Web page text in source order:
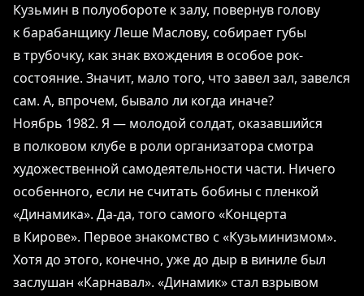
Кузьмин в полуобороте к залу, повернув голову
к барабанщику Леше Маслову, собирает губы
в трубочку, как знак вхождения в особое рок-
состояние. Значит, мало того, что завел зал, завелся
сам. А, впрочем, бывало ли когда иначе?
Ноябрь 1982. Я ― молодой солдат, оказавшийся
в полковом клубе в роли организатора смотра
художественной самодеятельности части. Ничего
особенного, если не считать бобины с пленкой
«Динамика». Да-да, того самого «Концерта
в Кирове». Первое знакомство с «Кузьминизмом».
Хотя до этого, конечно, уже до дыр в виниле был
заслушан «Карнавал». «Динамик» стал взрывом